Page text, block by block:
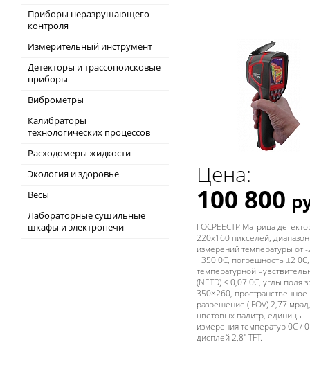
Цена:
100 800
ГОСРЕЕСТР Матрица
220х160 пикселей, диапазон
измерений температуры от
+350 0С, погрешность ±2
температурной
(NETD) ≤ 0,07 0С, углы поля
350×260, пространственное
разрешение (IFOV) 2,77
цветовых палитр, единицы
измерения температур 0С /
дисплей 2,8" TFT.
Приборы неразрушающего
контроля
Измерительный инструмент
Детекторы и трассопоисковые
приборы
Виброметры
Калибраторы
технологических процессов
Расходомеры жидкости
Экология и здоровье
Весы
Лабораторные сушильные
шкафы и электропечи